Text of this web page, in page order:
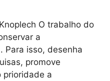
O trabalho do
a
Para isso, desenha
promove
prioridade a